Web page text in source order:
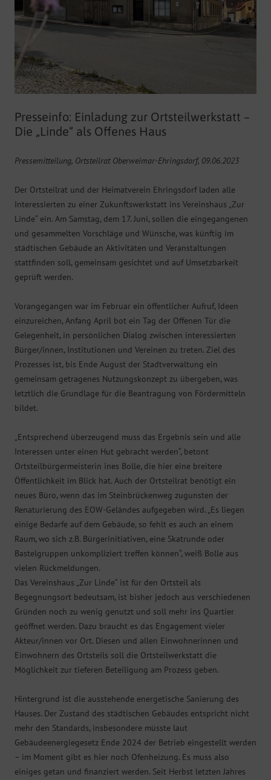
Presseinfo: Einladung zur Ortsteilwerkstatt –
Die „Linde“ als Offenes Haus
Pressemitteilung, Ortsteilrat Oberweimar-Ehringsdorf, 09.06.2023
Der Ortsteilrat und der Heimatverein Ehringsdorf laden alle
Interessierten zu einer Zukunftswerkstatt ins Vereinshaus „Zur
Linde“ ein. Am Samstag, dem 17. Juni, sollen die eingegangenen
und gesammelten Vorschläge und Wünsche, was künftig im
städtischen Gebäude an Aktivitäten und Veranstaltungen
stattfinden soll, gemeinsam gesichtet und auf Umsetzbarkeit
geprüft werden.
Vorangegangen war im Februar ein öffentlicher Aufruf, Ideen
einzureichen, Anfang April bot ein Tag der Offenen Tür die
Gelegenheit, in persönlichen Dialog zwischen interessierten
Bürger/innen, Institutionen und Vereinen zu treten. Ziel des
Prozesses ist, bis Ende August der Stadtverwaltung ein
gemeinsam getragenes Nutzungskonzept zu übergeben, was
letztlich die Grundlage für die Beantragung von Fördermitteln
bildet.
„Entsprechend überzeugend muss das Ergebnis sein und alle
Interessen unter einen Hut gebracht werden“, betont
Ortsteilbürgermeisterin ines Bolle, die hier eine breitere
Öffentlichkeit im Blick hat. Auch der Ortsteilrat benötigt ein
neues Büro, wenn das im Steinbrückenweg zugunsten der
Renaturierung des EOW-Geländes aufgegeben wird. „Es liegen
einige Bedarfe auf dem Gebäude, so fehlt es auch an einem
Raum, wo sich z.B. Bürgerinitiativen, eine Skatrunde oder
Bastelgruppen unkompliziert treffen können“, weiß Bolle aus
vielen Rückmeldungen.
Das Vereinshaus „Zur Linde“ ist für den Ortsteil als
Begegnungsort bedeutsam, ist bisher jedoch aus verschiedenen
Gründen noch zu wenig genutzt und soll mehr ins Quartier
geöffnet werden. Dazu braucht es das Engagement vieler
Akteur/innen vor Ort. Diesen und allen Einwohnerinnen und
Einwohnern des Ortsteils soll die Ortsteilwerkstatt die
Möglichkeit zur tieferen Beteiligung am Prozess geben.
Hintergrund ist die ausstehende energetische Sanierung des
Hauses. Der Zustand des städtischen Gebäudes entspricht nicht
mehr den Standards, insbesondere müsste laut
Gebäudeenergiegesetz Ende 2024 der Betrieb eingestellt werden
– im Moment gibt es hier noch Ofenheizung. Es muss also
einiges getan und finanziert werden. Seit Herbst letzten Jahres